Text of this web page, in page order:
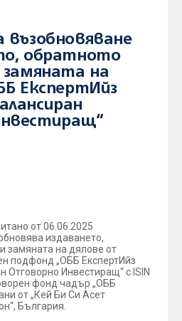
възобновяване
обратното
замяната на
ЕкспертИйз
от 06.06.2025
издаването,
замяната на дялове от
подфонд „ОББ ЕкспертИйз
Инвестиращ“ с ISIN
фонд чадър „ОББ
от „Кей Би Си Асет
България.